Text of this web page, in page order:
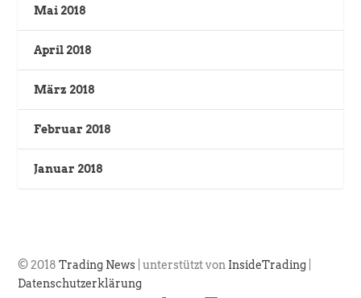
Mai 2018
April 2018
März 2018
Februar 2018
Januar 2018
© 2018Trading News | unterstützt von InsideTrading
Datenschutzerklärung